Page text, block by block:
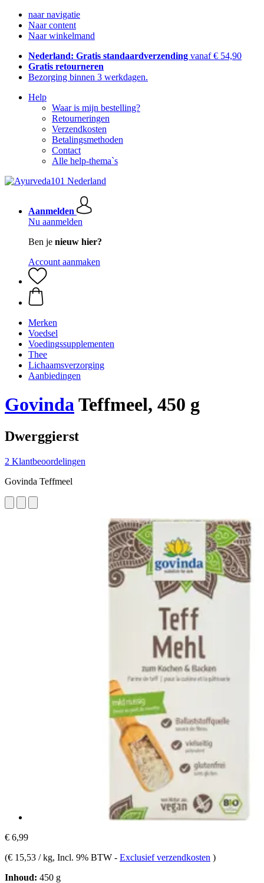
naar navigatie
Naar content
Naar winkelmand
Nederland: Gratis standaardverzending vanaf € 54,90
Gratis retourneren
Bezorging binnen 3 werkdagen.
Help
Waar is mijn bestelling?
Retourneringen
Verzendkosten
Betalingsmethoden
Contact
Alle help-thema`s
Aanmelden
Nu aanmelden
Ben je nieuw hier?
Account aanmaken
Merken
Voedsel
Voedingssupplementen
Thee
Lichaamsverzorging
Aanbiedingen
GovindaTeffmeel, 450 g
Dwerggierst
2 Klantbeoordelingen
Govinda Teffmeel
€ 6,99
(€ 15,53 / kg, Incl. 9% BTW - Exclusief verzendkosten )
Inhoud: 450 g